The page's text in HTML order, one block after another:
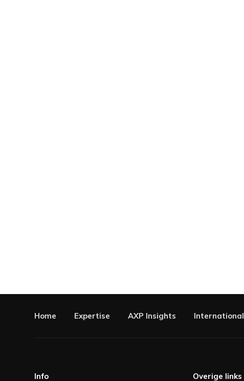
Home Expertise AXP Insights International
Info Overige links